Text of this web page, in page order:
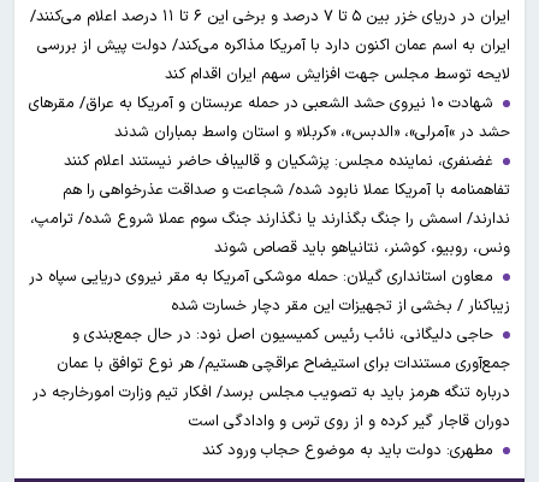
ایران در دریای خزر بین ۵ تا ۷ درصد و برخی این ۶ تا ۱۱ درصد اعلام می‌کنند/
ایران به اسم عمان اکنون دارد با آمریکا مذاکره می‌کند/ دولت پیش از بررسی
لایحه توسط مجلس جهت افزایش سهم ایران اقدام کند
شهادت ۱۰ نیروی حشد الشعبی در حمله عربستان و آمریکا به عراق/ مقرهای
حشد در »آمرلی»، «الدبس»، «کربلا« و استان واسط بمباران شدند
غضنفری، نماینده مجلس: پزشکیان و قالیباف حاضر نیستند اعلام کنند
تفاهمنامه با آمریکا عملا نابود شده/ شجاعت و صداقت عذرخواهی را هم
ندارند/ اسمش را جنگ بگذارند یا نگذارند جنگ سوم عملا شروع شده/ ترامپ،
ونس، روبیو، کوشنر، نتانیاهو باید قصاص شوند
معاون استانداری گیلان: حمله موشکی آمریکا به مقر نیروی دریایی سپاه در
زیباکنار / بخشی از تجهیزات این مقر دچار خسارت شده
حاجی دلیگانی، نائب رئیس کمیسیون اصل نود: در حال جمع‌بندی و
جمع‌آوری مستندات برای استیضاح عراقچی هستیم/ هر نوع توافق با عمان
درباره تنگه هرمز باید به تصویب مجلس برسد/ افکار تیم وزارت امورخارجه در
دوران قاجار گیر کرده و از روی ترس و وادادگی است
مطهری: دولت باید به موضوع حجاب ورود کند